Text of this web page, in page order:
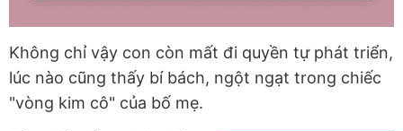
Không chỉ vậy con còn mất đi quyền tự phát triển,
lúc nào cũng thấy bí bách, ngột ngạt trong chiếc
"vòng kim cô" của bố mẹ.